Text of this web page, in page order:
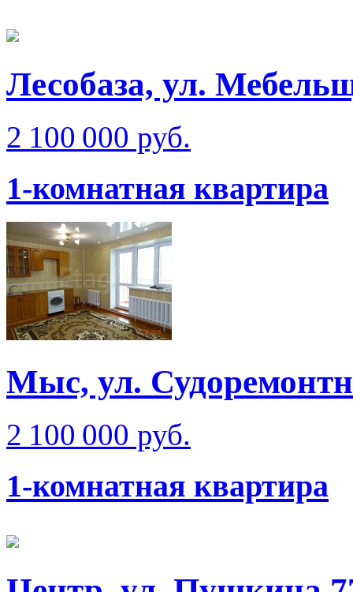
Лесобаза, ул.
2 100 000 руб.
1-комнатная квартира
Мыс, ул.
2 100 000 руб.
1-комнатная квартира